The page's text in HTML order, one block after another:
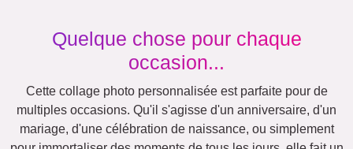
Chiens